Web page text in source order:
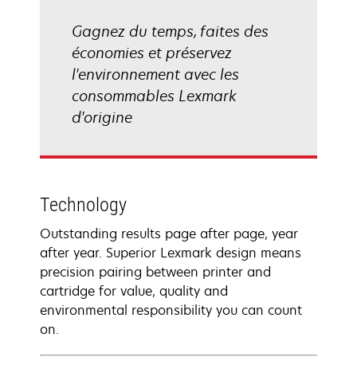
Gagnez du temps, faites des
économies et préservez
l'environnement avec les
consommables Lexmark
d'origine
Technology
Outstanding results page after page, year
after year. Superior Lexmark design means
precision pairing between printer and
cartridge for value, quality and
environmental responsibility you can count
on.